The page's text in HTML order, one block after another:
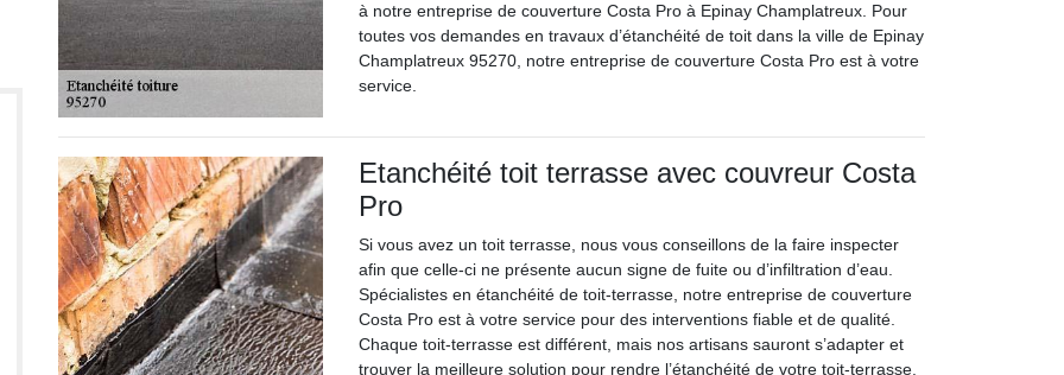
à notre entreprise de couverture Costa Pro à Epinay Champlatreux. Pour
toutes vos demandes en travaux d’étanchéité de toit dans la ville de Epinay
Champlatreux 95270, notre entreprise de couverture Costa Pro est à votre
service.
Etanchéité toit terrasse avec couvreur Costa
Pro
Si vous avez un toit terrasse, nous vous conseillons de la faire inspecter
afin que celle-ci ne présente aucun signe de fuite ou d’infiltration d’eau.
Spécialistes en étanchéité de toit-terrasse, notre entreprise de couverture
Costa Pro est à votre service pour des interventions fiable et de qualité.
Chaque toit-terrasse est différent, mais nos artisans sauront s’adapter et
trouver la meilleure solution pour rendre l’étanchéité de votre toit-terrasse.